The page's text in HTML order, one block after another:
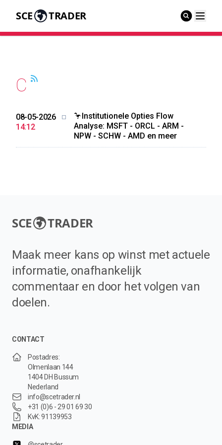
SCE TRADER
C
08-05-2026
14:12
🦩Institutionele Opties Flow
Analyse: MSFT - ORCL - ARM -
NPW - SCHW - AMD en meer
SCE TRADER
Maak meer kans op winst met actuele
informatie, onafhankelijk
commentaar en door het volgen van
doelen.
CONTACT
Postadres:
Olmenlaan 144
1404 DH Bussum
Nederland
info@scetrader.nl
+31 (0)6 - 29 01 69 30
KvK: 91139953
MEDIA